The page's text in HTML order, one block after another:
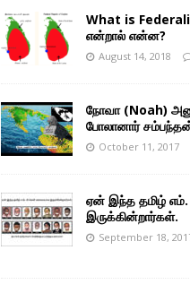
What is
என்றால் என்ன?
August 14, 2018
நோவா (Noah)
போலானார்
October 11, 2017
ஏன் இந்த தமிழ்
இருக்கின்றார்கள்.
September 18,